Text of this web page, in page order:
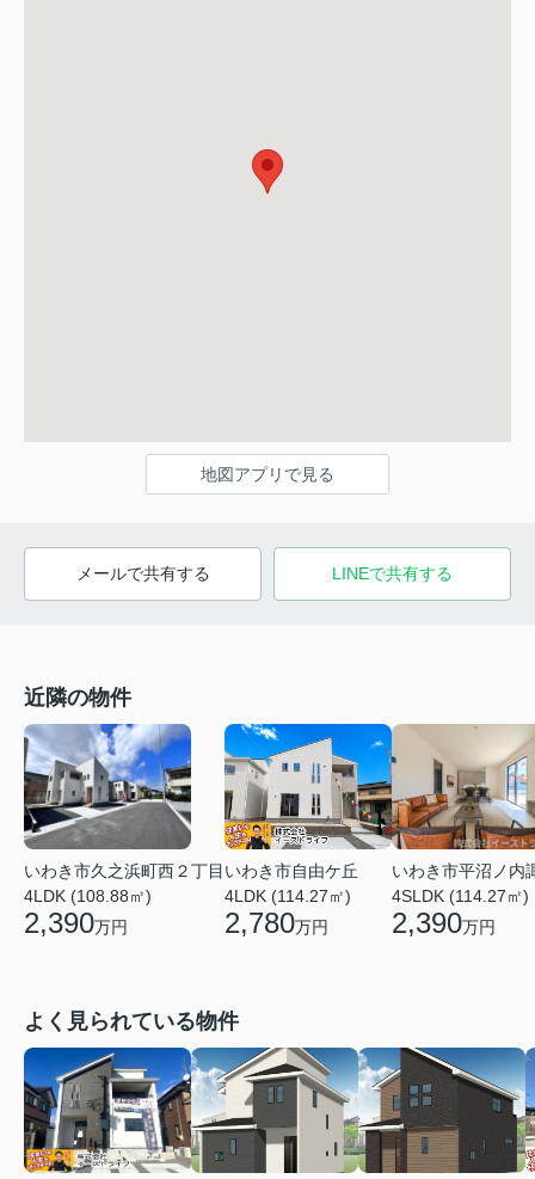
地図アプリで見る
メールで共有する LINEで共有する
近隣の物件
いわき市久之浜町西２丁目
4LDK (108.88㎡)
2,390万円
いわき市自由ケ丘
4LDK (114.27㎡)
2,780万円
いわき市平沼ノ内
4SLDK (114.27㎡)
2,390万円
よく見られている物件